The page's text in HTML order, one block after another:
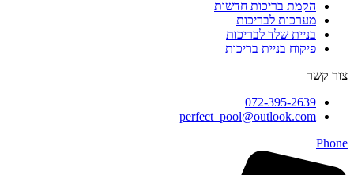
הקמת בריכות חדשות
מערכות לבריכות
בניית שלד לבריכות
פיקוח בניית בריכות
צור קשר
072-395-2639
perfect_pool@outlook.com
Phone